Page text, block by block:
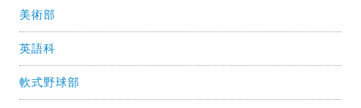
美術部
英語科
軟式野球部